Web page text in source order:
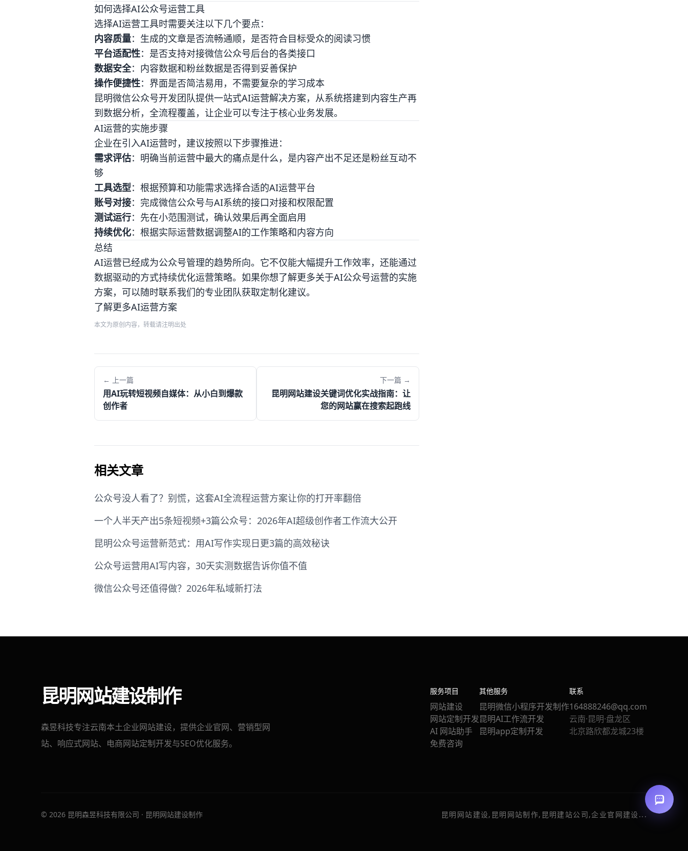
如何选择AI公众号运营工具
选择AI运营工具时需要关注以下几个要点：
内容质量：生成的文章是否流畅通顺，是否符合目标受众的阅读习惯
平台适配性：是否支持对接微信公众号后台的各类接口
数据安全：内容数据和粉丝数据是否得到妥善保护
操作便捷性：界面是否简洁易用，不需要复杂的学习成本
昆明微信公众号开发团队提供一站式AI运营解决方案，从系统搭建到内容生产再
到数据分析，全流程覆盖，让企业可以专注于核心业务发展。
AI运营的实施步骤
企业在引入AI运营时，建议按照以下步骤推进：
需求评估：明确当前运营中最大的痛点是什么，是内容产出不足还是粉丝互动不
够
工具选型：根据预算和功能需求选择合适的AI运营平台
账号对接：完成微信公众号与AI系统的接口对接和权限配置
测试运行：先在小范围测试，确认效果后再全面启用
持续优化：根据实际运营数据调整AI的工作策略和内容方向
总结
AI运营已经成为公众号管理的趋势所向。它不仅能大幅提升工作效率，还能通过
数据驱动的方式持续优化运营策略。如果你想了解更多关于AI公众号运营的实施
方案，可以随时联系我们的专业团队获取定制化建议。
了解更多AI运营方案
本文为原创内容，转载请注明出处
← 上一篇
用AI玩转短视频自媒体：从小白到爆款
创作者
下一篇 →
昆明网站建设关键词优化实战指南：让
您的网站赢在搜索起跑线
相关文章
公众号没人看了？别慌，这套AI全流程运营方案让你的打开率翻倍
一个人半天产出5条短视频+3篇公众号：2026年AI超级创作者工作流大公开
昆明公众号运营新范式：用AI写作实现日更3篇的高效秘诀
公众号运营用AI写内容，30天实测数据告诉你值不值
微信公众号还值得做？2026年私域新打法
昆明网站建设制作
森昱科技专注云南本土企业网站建设，提供企业官网、营销型网
站、响应式网站、电商网站定制开发与SEO优化服务。
服务项目
网站建设
网站定制开发
AI 网站助手
免费咨询
其他服务
昆明微信小程序开发制作
昆明AI工作流开发
昆明app定制开发
联系
164888246@qq.com
云南·昆明·盘龙区
北京路欣都龙城23楼
© 2026 昆明森昱科技有限公司 · 昆明网站建设制作 昆明网站建设,昆明网站制作,昆明建站公司,企业官网建设...